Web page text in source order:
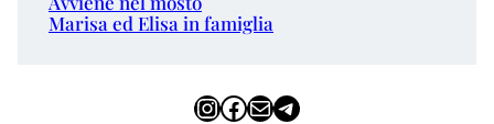
Marisa ed Elisa in famiglia
InstagramFacebook Email Telegram